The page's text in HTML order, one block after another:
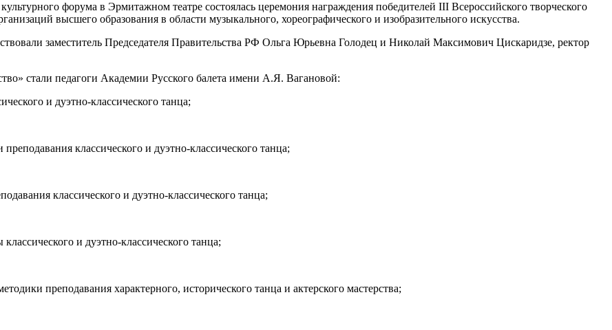
форума в Эрмитажном театре состоялась церемония награждения победителей III Всероссийского творческого
высшего образования в области музыкального, хореографического и изобразительного искусства.
заместитель Председателя Правительства РФ Ольга Юрьевна Голодец и Николай Максимович Цискаридзе, ректор
стали педагоги Академии Русского балета имени А.Я. Вагановой:
и дуэтно-классического танца;
классического и дуэтно-классического танца;
классического и дуэтно-классического танца;
и дуэтно-классического танца;
преподавания характерного, исторического танца и актерского мастерства;